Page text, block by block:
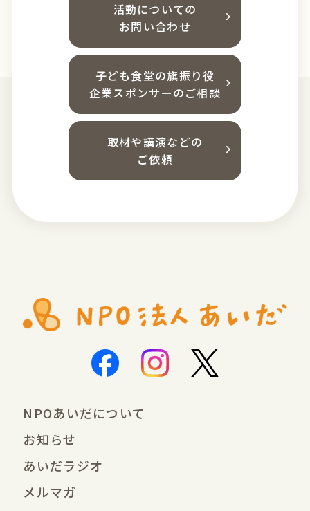
活動についての
お問い合わせ
子ども食堂の旗振り役
企業スポンサーのご相談
取材や講演などの
ご依頼
NPOあいだについて
お知らせ
あいだラジオ
メルマガ